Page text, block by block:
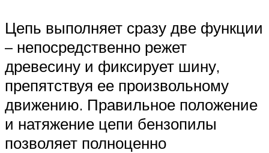
Цепь выполняет сразу две функции
– непосредственно режет
древесину и фиксирует шину,
препятствуя ее произвольному
движению. Правильное положение
и натяжение цепи бензопилы
позволяет полноценно